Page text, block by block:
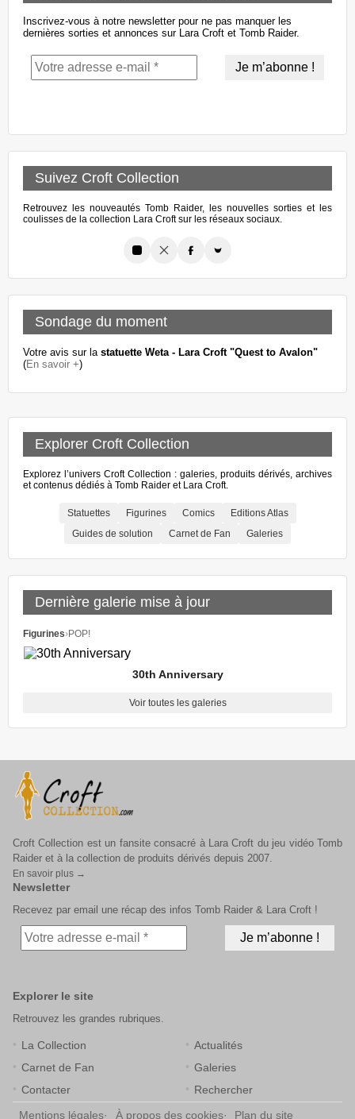
Inscrivez-vous à notre newsletter pour ne pas manquer les
dernières sorties et annonces sur Lara Croft et Tomb Raider.
Suivez Croft Collection
Retrouvez les nouveautés Tomb Raider, les nouvelles sorties et les
coulisses de la collection Lara Croft sur les réseaux sociaux.
Sondage du moment
Votre avis sur la statuette Weta - Lara Croft "Quest to Avalon"
(En savoir +)
Explorer Croft Collection
Explorez l’univers Croft Collection : galeries, produits dérivés, archives
et contenus dédiés à Tomb Raider et Lara Croft.
Statuettes Figurines Comics
Editions Atlas
Guides de solution
Carnet de Fan Galeries
Dernière galerie mise à jour
Figurines›POP!
30th Anniversary
Voir toutes les galeries
Croft Collection est un fansite consacré à Lara Croft du jeu vidéo Tomb
Raider et à la collection de produits dérivés depuis 2007.
En savoir plus →
Newsletter
Recevez par email une récap des infos Tomb Raider & Lara Croft !
Explorer le site
Retrouvez les grandes rubriques.
La Collection
Actualités
Carnet de Fan
Galeries
Contacter
Rechercher
Mentions légales À propos des cookies Plan du site